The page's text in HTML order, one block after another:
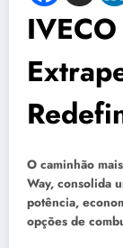
O caminhão
Way, consolida
potência,
opções de